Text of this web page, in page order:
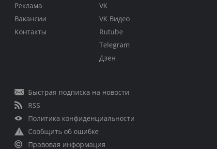
Реклама
Вакансии
Контакты
VK
VK Видео
Rutube
Telegram
Дзен
Быстрая подписка на новости
RSS
Политика конфиденциальности
Сообщить об ошибке
Правовая информация